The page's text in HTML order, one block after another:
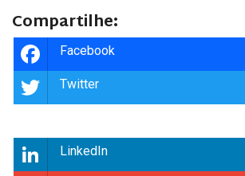
Compartilhe:
Facebook
Twitter
LinkedIn